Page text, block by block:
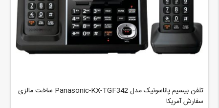
تلفن بیسیم پاناسونیک مدل Panasonic-KX-TGF342 ساخت مالزی
سفارش آمریکا